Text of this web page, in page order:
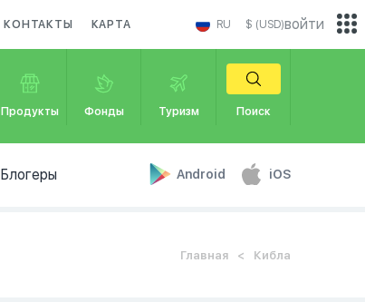
КОНТАКТЫ КАРТА RU $ (USD)
Продукты Фонды Туризм Поиск
Блогеры Android iOS
войти
Главная Кибла